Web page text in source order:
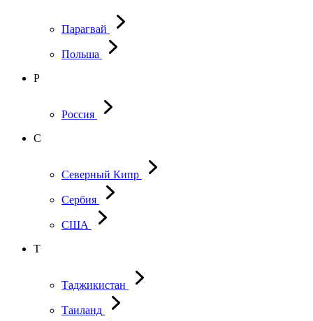
Парагвай
Польша
Р
Россия
С
Северный Кипр
Сербия
США
Т
Таджикистан
Таиланд